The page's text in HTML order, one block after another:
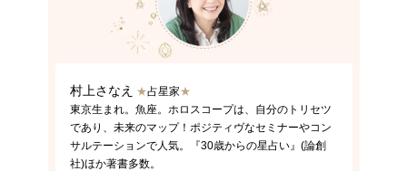
村上さなえ ★占星家★
東京生まれ。魚座。ホロスコープは、自分のトリセツ
であり、未来のマップ！ポジティヴなセミナーやコン
サルテーションで人気。『30歳からの星占い』(論創
社)ほか著書多数。